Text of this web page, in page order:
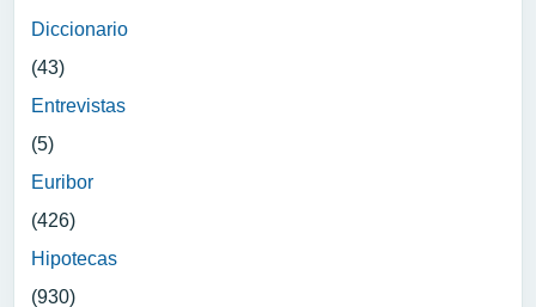
Diccionario
(43)
Entrevistas
(5)
Euribor
(426)
Hipotecas
(930)